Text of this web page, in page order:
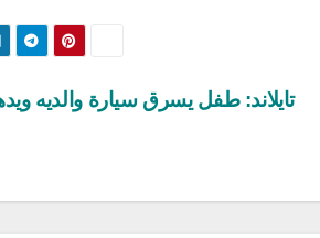
تايلاند: طفل يسرق سيارة والديه